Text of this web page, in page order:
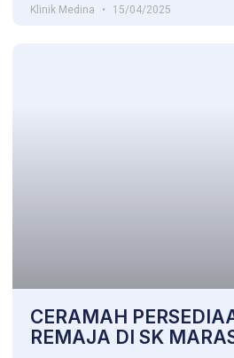
Klinik Medina 15/04/2025
CERAMAH
REMAJA DI SK